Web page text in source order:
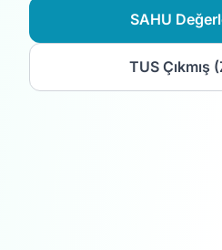
SAHU
TUS Çıkmış